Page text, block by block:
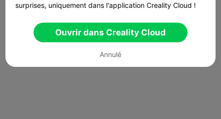
surprises, uniquement dans l'application Creality Cloud !
Ouvrir dans Creality Cloud
Annulé